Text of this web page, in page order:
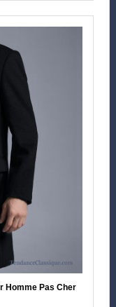
Homme Pas Cher